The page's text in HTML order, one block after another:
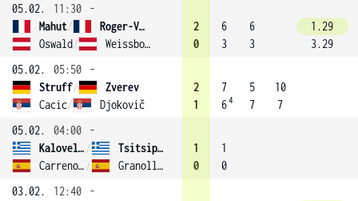
05.02. 11:30
-
Mahut/
Roger-Vasselin
Oswald/ Weissborn
2
0
6
3
6
3
1.29
3.29
05.02.
05:50
-
Struff/
Zverev
Cacic/ Djokovič
2
1
7
64
5
7
10
7
05.02.
04:00
-
Kalovelonis /
Tsitsipas
Carreno-Busta / Granollers-Pujol
1
0
1
0
03.02.
12:40
-